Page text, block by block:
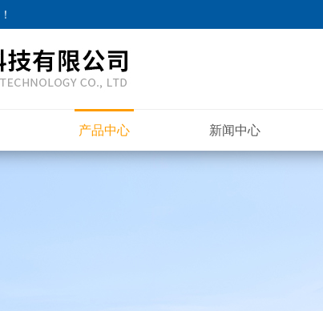
！
产品中心 新闻中心